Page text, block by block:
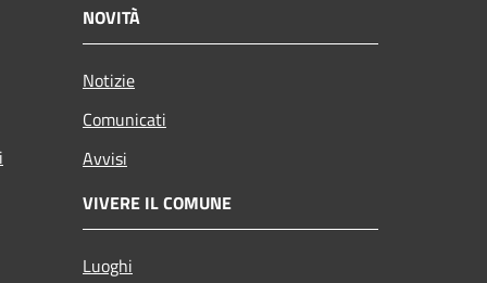
NOVITÀ
Notizie
Comunicati
Avvisi
VIVERE IL COMUNE
Luoghi